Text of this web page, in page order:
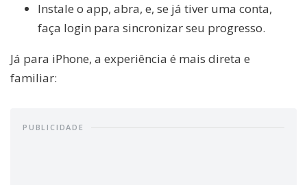
Instale o app, abra, e, se já tiver uma conta,
faça login para sincronizar seu progresso.
Já para iPhone, a experiência é mais direta e
familiar:
PUBLICIDADE